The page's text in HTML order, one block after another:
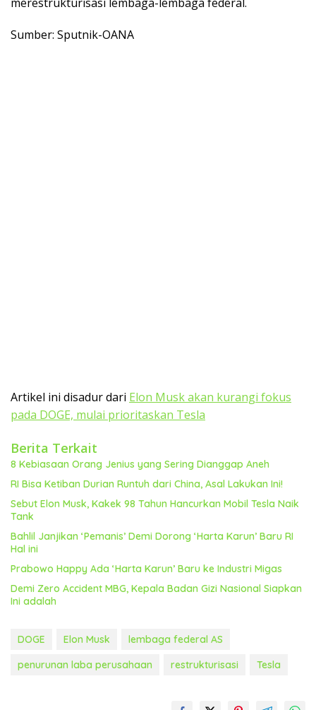
Sumber: Sputnik-OANA
Artikel ini disadur dari Elon Musk akan kurangi fokus
pada DOGE, mulai prioritaskan Tesla
Berita Terkait
8 Kebiasaan Orang Jenius yang Sering Dianggap Aneh
RI Bisa Ketiban Durian Runtuh dari China, Asal Lakukan Ini!
Sebut Elon Musk, Kakek 98 Tahun Hancurkan Mobil Tesla Naik
Tank
Bahlil Janjikan ‘Pemanis’ Demi Dorong ‘Harta Karun’ Baru RI
Hal ini
Prabowo Happy Ada ‘Harta Karun’ Baru ke Industri Migas
Demi Zero Accident MBG, Kepala Badan Gizi Nasional Siapkan
Ini adalah
DOGE Elon Musk
lembaga federal AS
penurunan laba perusahaan
restrukturisasi Tesla